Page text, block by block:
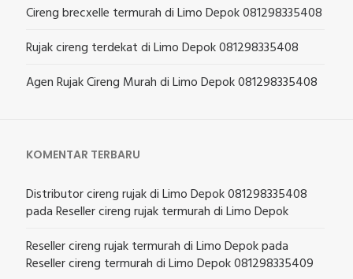
Cireng brecxelle termurah di Limo Depok 081298335408
Rujak cireng terdekat di Limo Depok 081298335408
Agen Rujak Cireng Murah di Limo Depok 081298335408
KOMENTAR TERBARU
Distributor cireng rujak di Limo Depok 081298335408
padaReseller cireng rujak termurah di Limo Depok
Reseller cireng rujak termurah di Limo Depokpada
Reseller cireng termurah di Limo Depok 081298335409